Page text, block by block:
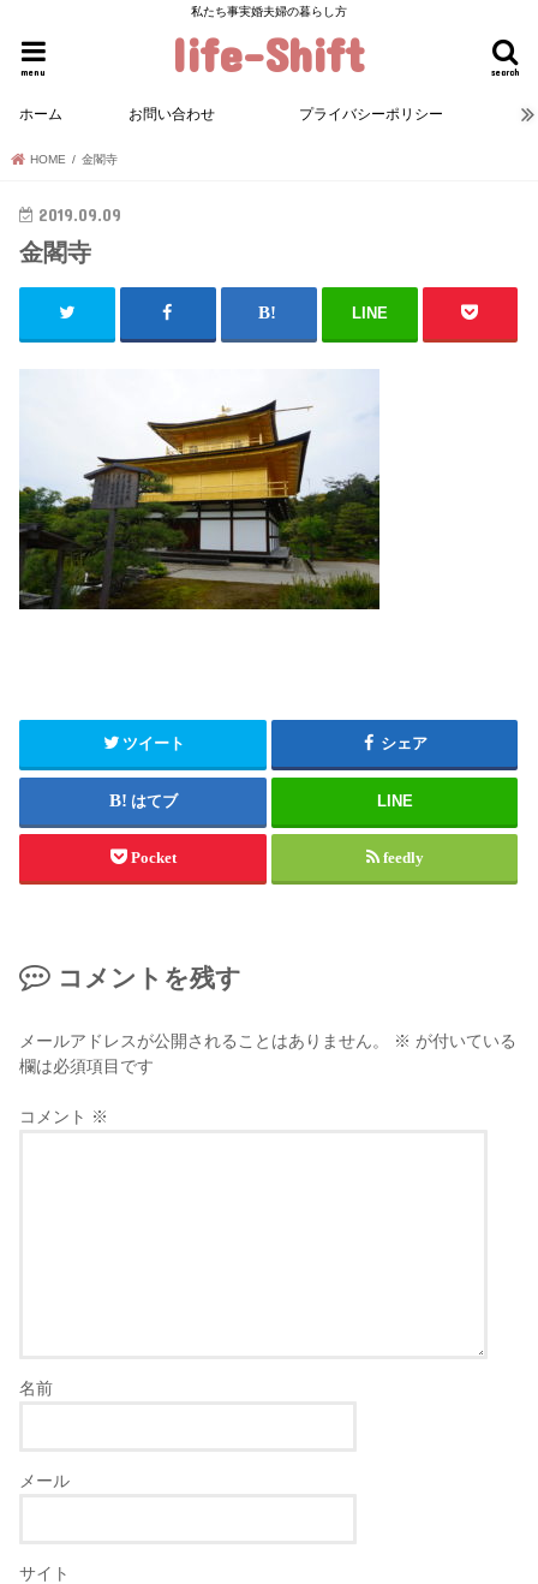
私たち事実婚夫婦の暮らし方
life-Shift search
menu
ホーム お問い合わせ プライバシーポリシー
HOME 金閣寺
2019.09.09
金閣寺
LINE
ツイート シェア
はてブ LINE
Pocket feedly
コメントを残す
メールアドレスが公開されることはありません。 ※ が付いている
欄は必須項目です
コメント ※
名前
メール
サイト